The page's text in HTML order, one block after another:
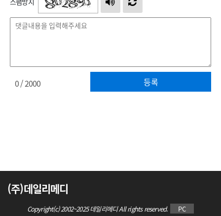
등록
0/ 2000
(주)데일리메디
Copyright(c) 2002~2025 데일리메디 All rights reserved. PC